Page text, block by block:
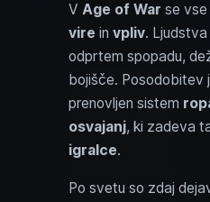
V Age of War se
vire in vpliv.
odprtem spopadu,
bojišče. Posodobitev
prenovljen sistem
osvajanj, ki zadeva
igralce.
Po svetu so zdaj